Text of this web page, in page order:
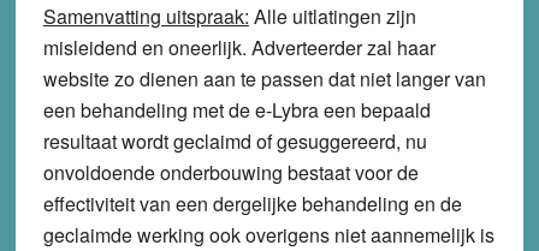
Samenvatting uitspraak: Alle uitlatingen zijn
misleidend en oneerlijk. Adverteerder zal haar
website zo dienen aan te passen dat niet langer van
een behandeling met de e-Lybra een bepaald
resultaat wordt geclaimd of gesuggereerd, nu
onvoldoende onderbouwing bestaat voor de
effectiviteit van een dergelijke behandeling en de
geclaimde werking ook overigens niet aannemelijk is